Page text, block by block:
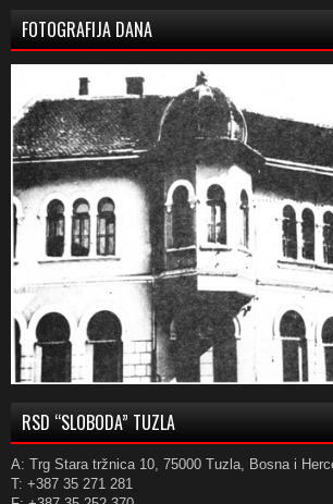
FOTOGRAFIJA DANA
RSD “SLOBODA” TUZLA
A: Trg Stara tržnica 10, 75000 Tuzla, Bosna i
T: +387 35 271 281